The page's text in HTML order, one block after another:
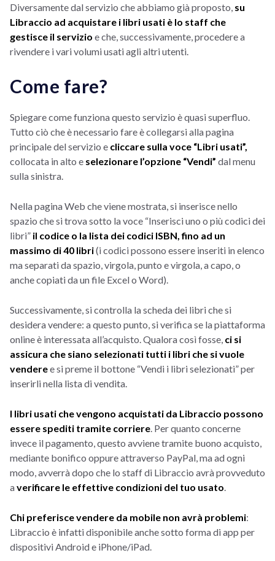
Diversamente dal servizio che abbiamo già proposto, su
Libraccio ad acquistare i libri usati è lo staff che
gestisce il servizio e che, successivamente, procedere a
rivendere i vari volumi usati agli altri utenti.
Come fare?
Spiegare come funziona questo servizio è quasi superfluo.
Tutto ciò che è necessario fare è collegarsi alla pagina
principale del servizio e cliccare sulla voce “Libri usati”,
collocata in alto e selezionare l’opzione “Vendi” dal menu
sulla sinistra.
Nella pagina Web che viene mostrata, si inserisce nello
spazio che si trova sotto la voce “Inserisci uno o più codici dei
libri” il codice o la lista dei codici ISBN, fino ad un
massimo di 40 libri(i codici possono essere inseriti in elenco
ma separati da spazio, virgola, punto e virgola, a capo, o
anche copiati da un file Excel o Word).
Successivamente, si controlla la scheda dei libri che si
desidera vendere: a questo punto, si verifica se la piattaforma
online è interessata all’acquisto. Qualora così fosse, ci si
assicura che siano selezionati tutti i libri che si vuole
venderee si preme il bottone “Vendi i libri selezionati” per
inserirli nella lista di vendita.
I libri usati che vengono acquistati da Libraccio possono
essere spediti tramite corriere . Per quanto concerne
invece il pagamento, questo avviene tramite buono acquisto,
mediante bonifico oppure attraverso PayPal, ma ad ogni
modo, avverrà dopo che lo staff di Libraccio avrà provveduto
averificare le effettive condizioni del tuo usato
Chi preferisce vendere da mobile non avrà problemi:
Libraccio è infatti disponibile anche sotto forma di app per
dispositivi Android e iPhone/iPad.